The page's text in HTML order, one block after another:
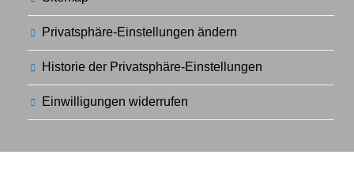
Privatsphäre-Einstellungen ändern
Historie der Privatsphäre-Einstellungen
Einwilligungen widerrufen